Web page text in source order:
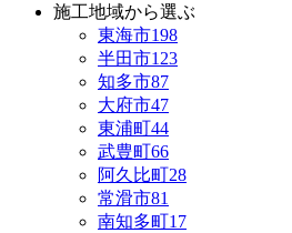
施工地域から選ぶ
東海市198
半田市123
知多市87
大府市47
東浦町44
武豊町66
阿久比町28
常滑市81
南知多町17